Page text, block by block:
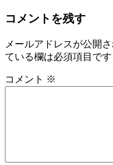
コメントを残す
メールアドレスが公開
ている欄は必須項目です
コメント ※